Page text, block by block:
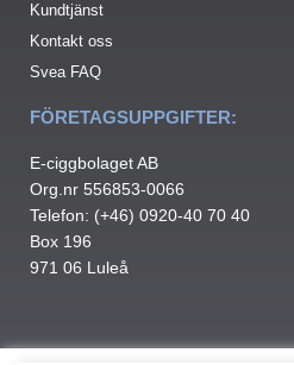
Kundtjänst
Kontakt oss
Svea FAQ
FÖRETAGSUPPGIFTER:
E-ciggbolaget AB
Org.nr 556853-0066
Telefon: (+46) 0920-40 70 40
Box 196
971 06 Luleå